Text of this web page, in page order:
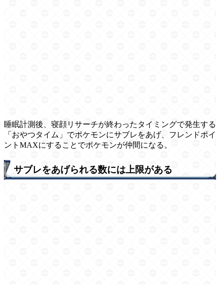
睡眠計測後、寝顔リサーチが終わったタイミングで発生する
「おやつタイム」でポケモンにサブレをあげ、フレンドポイ
ントMAXにすることでポケモンが仲間になる。
サブレをあげられる数には上限がある